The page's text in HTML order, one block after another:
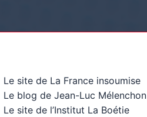
Le site de La France insoumise
Le blog de Jean-Luc Mélenchon
Le site de l’Institut La Boétie